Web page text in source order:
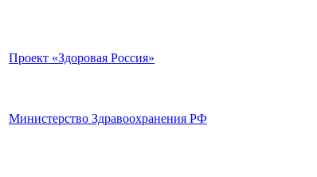
Проект «Здоровая Россия»
Министерство Здравоохранения РФ